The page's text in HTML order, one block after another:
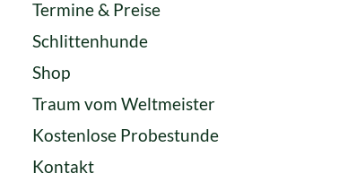
Termine & Preise
Schlittenhunde
Shop
Traum vom Weltmeister
Kostenlose Probestunde
Kontakt